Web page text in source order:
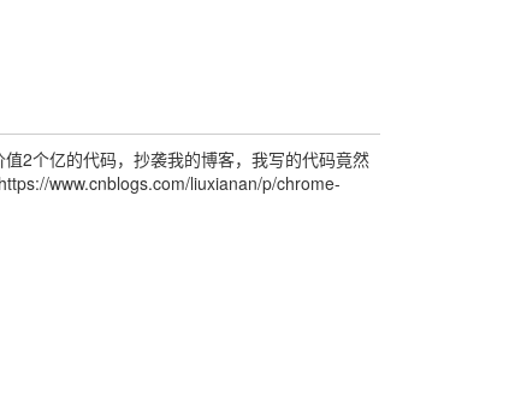
2个亿的代码，抄袭我的博客，我写的代码竟然
www.cnblogs.com/liuxianan/p/chrome-